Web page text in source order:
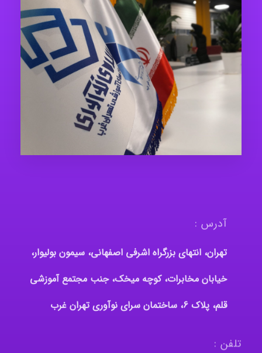
آدرس :
تهران، انتهای بزرگراه اشرفی اصفهانی، سیمون بولیوار،
خیابان مخابرات، کوچه میخک، جنب مجتمع آموزشی
قلم، پلاک 6، ساختمان سرای نوآوری تهران غرب
تلفن :